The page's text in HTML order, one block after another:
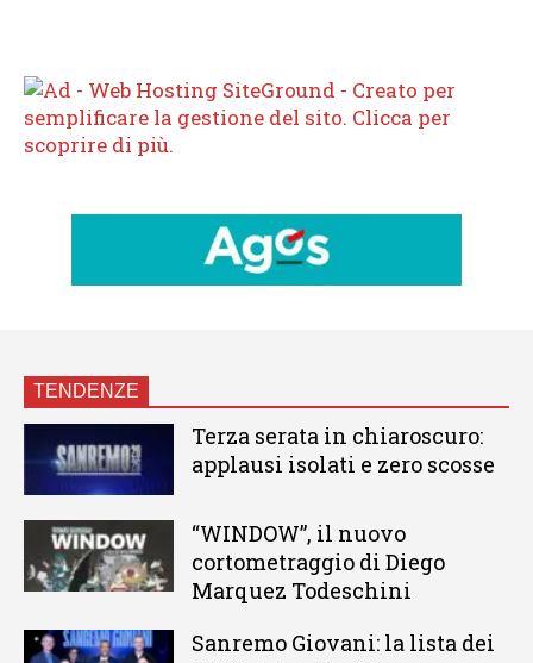
TENDENZE
Terza serata in chiaroscuro:
applausi isolati e zero scosse
“WINDOW”, il nuovo
cortometraggio di Diego
Marquez Todeschini
Sanremo Giovani: la lista dei